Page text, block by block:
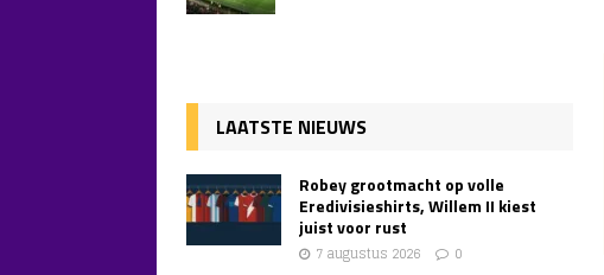
LAATSTE NIEUWS
Robey grootmacht op volle
Eredivisieshirts, Willem II kiest
juist voor rust
7 augustus 2026 0